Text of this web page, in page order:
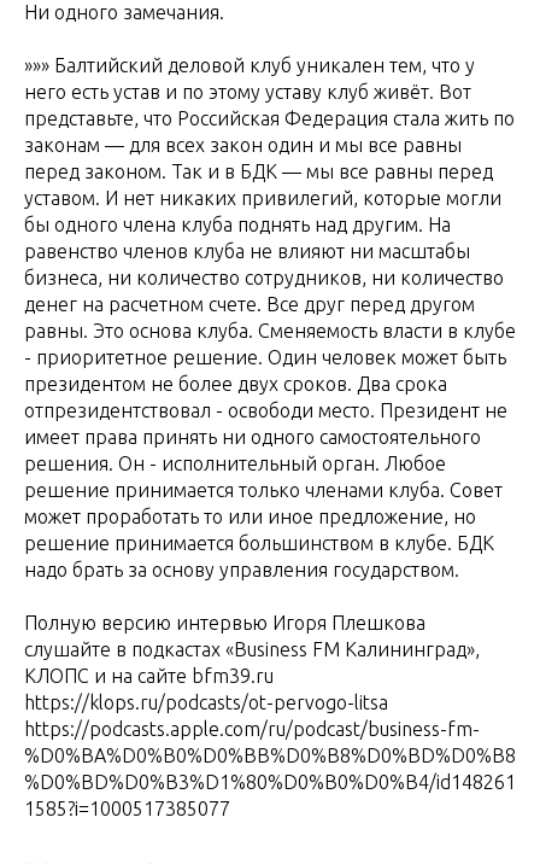
Ни одного замечания.
»»» Балтийский деловой клуб уникален тем, что у
него есть устав и по этому уставу клуб живёт. Вот
представьте, что Российская Федерация стала жить по
законам — для всех закон один и мы все равны
перед законом. Так и в БДК — мы все равны перед
уставом. И нет никаких привилегий, которые могли
бы одного члена клуба поднять над другим. На
равенство членов клуба не влияют ни масштабы
бизнеса, ни количество сотрудников, ни количество
денег на расчетном счете. Все друг перед другом
равны. Это основа клуба. Сменяемость власти в клубе
- приоритетное решение. Один человек может быть
президентом не более двух сроков. Два срока
отпрезидентствовал - освободи место. Президент не
имеет права принять ни одного самостоятельного
решения. Он - исполнительный орган. Любое
решение принимается только членами клуба. Совет
может проработать то или иное предложение, но
решение принимается большинством в клубе. БДК
надо брать за основу управления государством.
Полную версию интервью Игоря Плешкова
слушайте в подкастах «Business FM Калининград»,
КЛОПС и на сайте bfm39.ru
https://klops.ru/podcasts/ot-pervogo-litsa
https://podcasts.apple.com/ru/podcast/business-fm-
%D0%BA%D0%B0%D0%BB%D0%B8%D0%BD%D0%B8
%D0%BD%D0%B3%D1%80%D0%B0%D0%B4/id148261
1585?i=1000517385077